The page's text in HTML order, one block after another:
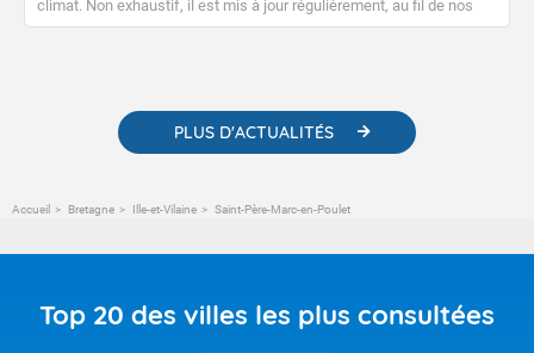
climat. Non exhaustif, il est mis à jour régulièrement, au fil de nos
publications. Vous y trouverez également des liens utiles vers nos
PLUS D'ACTUALITÉS
Accueil Bretagne Ille-et-Vilaine Saint-Père-Marc-en-Poulet
Top 20 des villes les plus consultées